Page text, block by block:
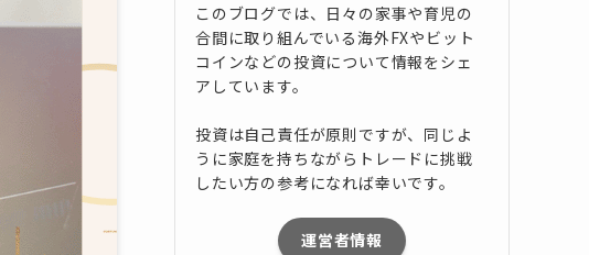
このブログでは、日々の家事や育児の
合間に取り組んでいる海外FXやビット
コインなどの投資について情報をシェ
アしています。
投資は自己責任が原則ですが、同じよ
うに家庭を持ちながらトレードに挑戦
したい方の参考になれば幸いです。
運営者情報